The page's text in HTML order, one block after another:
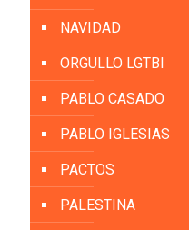
NAVIDAD
ORGULLO LGTBI
PABLO CASADO
PABLO IGLESIAS
PACTOS
PALESTINA